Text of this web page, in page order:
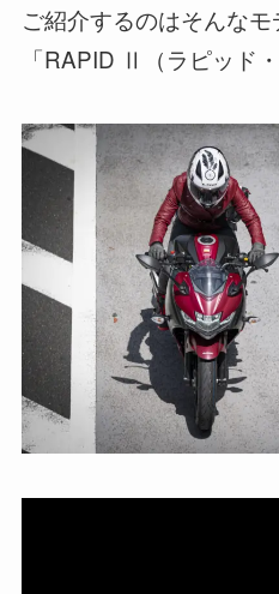
ご紹介するのはそんな
「RAPID Ⅱ（ラピッド